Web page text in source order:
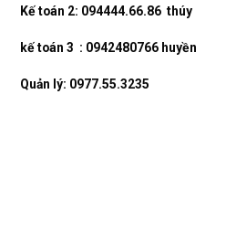
Kế toán 2: 094444.66.86 thúy
kế toán 3 : 0942480766 huyền
Quản lý: 0977.55.3235